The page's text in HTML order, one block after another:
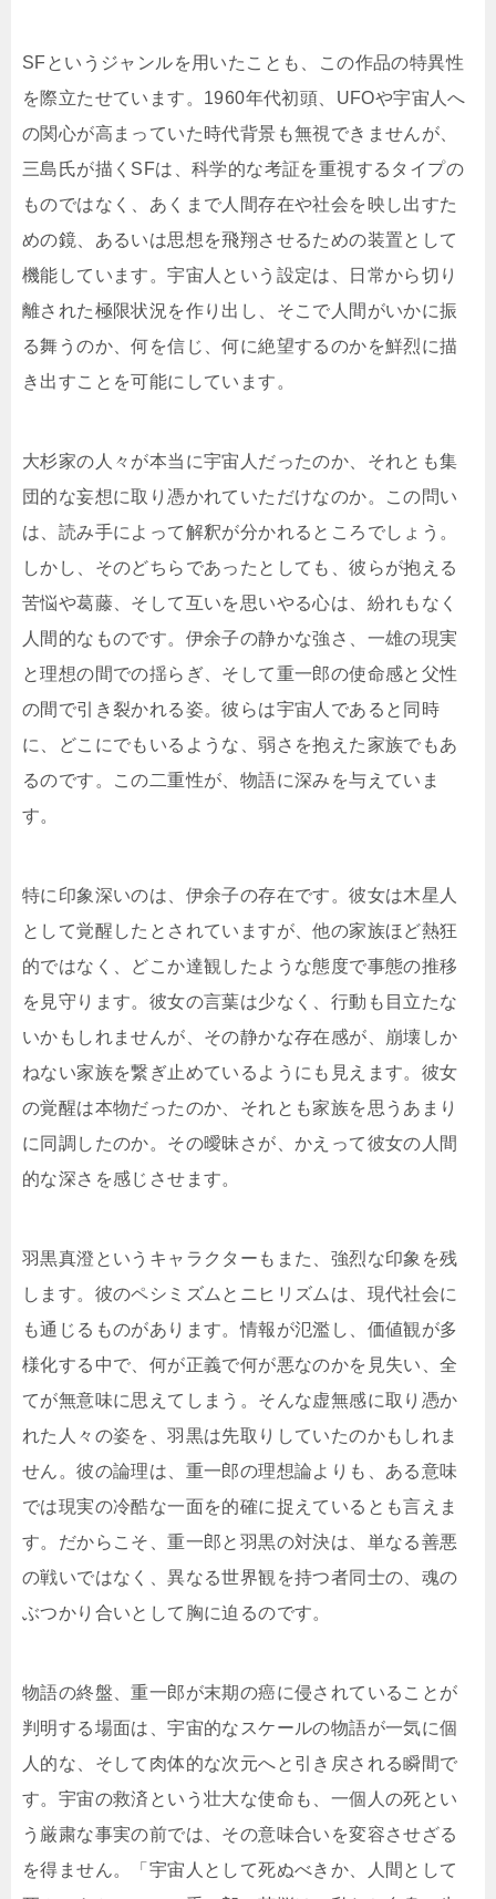
SFというジャンルを用いたことも、この作品の特異性
を際立たせています。1960年代初頭、UFOや宇宙人へ
の関心が高まっていた時代背景も無視できませんが、
三島氏が描くSFは、科学的な考証を重視するタイプの
ものではなく、あくまで人間存在や社会を映し出すた
めの鏡、あるいは思想を飛翔させるための装置として
機能しています。宇宙人という設定は、日常から切り
離された極限状況を作り出し、そこで人間がいかに振
る舞うのか、何を信じ、何に絶望するのかを鮮烈に描
き出すことを可能にしています。
大杉家の人々が本当に宇宙人だったのか、それとも集
団的な妄想に取り憑かれていただけなのか。この問い
は、読み手によって解釈が分かれるところでしょう。
しかし、そのどちらであったとしても、彼らが抱える
苦悩や葛藤、そして互いを思いやる心は、紛れもなく
人間的なものです。伊余子の静かな強さ、一雄の現実
と理想の間での揺らぎ、そして重一郎の使命感と父性
の間で引き裂かれる姿。彼らは宇宙人であると同時
に、どこにでもいるような、弱さを抱えた家族でもあ
るのです。この二重性が、物語に深みを与えていま
す。
特に印象深いのは、伊余子の存在です。彼女は木星人
として覚醒したとされていますが、他の家族ほど熱狂
的ではなく、どこか達観したような態度で事態の推移
を見守ります。彼女の言葉は少なく、行動も目立たな
いかもしれませんが、その静かな存在感が、崩壊しか
ねない家族を繋ぎ止めているようにも見えます。彼女
の覚醒は本物だったのか、それとも家族を思うあまり
に同調したのか。その曖昧さが、かえって彼女の人間
的な深さを感じさせます。
羽黒真澄というキャラクターもまた、強烈な印象を残
します。彼のペシミズムとニヒリズムは、現代社会に
も通じるものがあります。情報が氾濫し、価値観が多
様化する中で、何が正義で何が悪なのかを見失い、全
てが無意味に思えてしまう。そんな虚無感に取り憑か
れた人々の姿を、羽黒は先取りしていたのかもしれま
せん。彼の論理は、重一郎の理想論よりも、ある意味
では現実の冷酷な一面を的確に捉えているとも言えま
す。だからこそ、重一郎と羽黒の対決は、単なる善悪
の戦いではなく、異なる世界観を持つ者同士の、魂の
ぶつかり合いとして胸に迫るのです。
物語の終盤、重一郎が末期の癌に侵されていることが
判明する場面は、宇宙的なスケールの物語が一気に個
人的な、そして肉体的な次元へと引き戻される瞬間で
す。宇宙の救済という壮大な使命も、一個人の死とい
う厳粛な事実の前では、その意味合いを変容させざる
を得ません。「宇宙人として死ぬべきか、人間として